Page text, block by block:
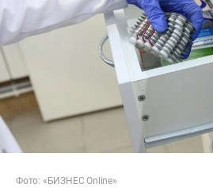
Фото: «БИЗНЕС Online»